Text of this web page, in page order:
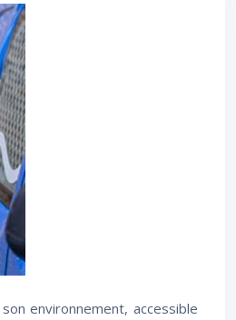
environnement, accessible